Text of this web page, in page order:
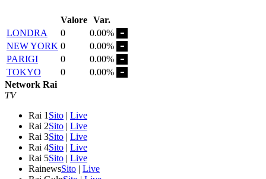
Valore Var.
LONDRA
0
0.00%
NEW YORK 0
0.00%
PARIGI
0
0.00%
TOKYO
0
0.00%
Network Rai
TV
Rai 1 Sito | Live
Rai 2Sito | Live
Rai 3Sito | Live
Rai 4Sito | Live
Rai 5Sito | Live
RainewsSito | Live